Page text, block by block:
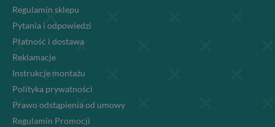
Regulamin sklepu
Pytania i odpowiedzi
Płatność i dostawa
Reklamacje
Instrukcje montażu
Polityka prywatności
Prawo odstąpienia od umowy
Regulamin Promocji